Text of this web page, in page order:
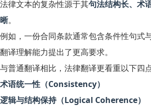
法律文本的复杂性源于其句法结构长、术
晰。
例如，一份合同条款通常包含条件性句式
翻译理解能力提出了更高要求。
与普通翻译相比，法律翻译更看重以下四
术语统一性（Consistency）
逻辑与结构保持（Logical Coherence）